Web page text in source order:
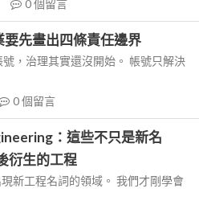
0個留言
先畫出四條責任邊界
，治理其實還沒開始。 帳號只解決
0個留言
：這些不只是新名
衍生的工程
新工程名詞的領域。 我們才剛學會